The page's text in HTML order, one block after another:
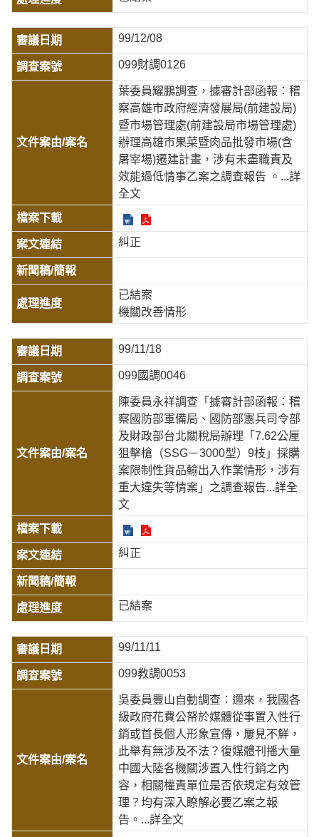
99/12/08
099財調0126
葉委員耀鵬調查，據審計部函報：稽
察高雄市政府經濟發展局(前建設局)
暨市場管理處(前建設局市場管理處)
辦理高雄市果菜暨肉品批發市場(含
屠宰場)遷建計畫，涉有未盡職責及
效能過低情事乙案之調查報告 。 ...詳
全文
糾正
已結案
機關改善情形
99/11/18
099國調0046
陳委員永祥調查「據審計部函報：稽
察國防部軍備局、國防部憲兵司令部
及財政部台北關稅局辦理「7.62公厘
狙擊槍（SSG－3000型）9枝」採購
案限制性貨品輸出入作業情形，涉有
重大違失等情案」之調查報告...詳全
文
糾正
已結案
99/11/11
099教調0053
吳委員豐山自動調查：邇來，我國各
級政府花費公帑於媒體從事置入性行
銷或首長個人形象宣傳，屢見不鮮，
此舉有無涉及不法？復媒體刊播大量
中國大陸各機關涉置入性行銷之內
容，相關權責單位是否依規定有效管
理？均有深入瞭解必要乙案之報
告。 ...詳全文